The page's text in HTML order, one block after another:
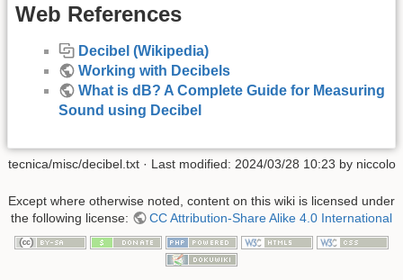
Web References
Decibel (Wikipedia)
Working with Decibels
What is dB? A Complete Guide for Measuring
Sound using Decibel
tecnica/misc/decibel.txt · Last modified: 2024/03/28 10:23 by niccolo
Except where otherwise noted, content on this wiki is licensed under
the following license:
CC Attribution-Share Alike 4.0 International